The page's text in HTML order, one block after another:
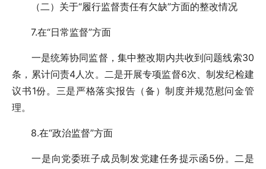
（二）关于“履行监督责任有欠缺”方面的整改情况
7.在“日常监督”方面
一是统筹协同监督，集中整改期内共收到问题线索30
条，累计问责4人次。二是开展专项监督6次、制发纪检建
议书1份。三是严格落实报告（备）制度并规范慰问金管
理。
8.在“政治监督”方面
一是向党委班子成员制发党建任务提示函5份。二是